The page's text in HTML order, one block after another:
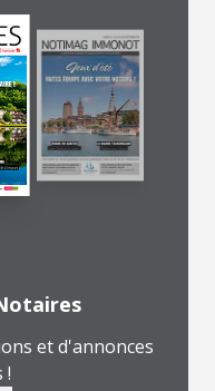
et d'annonces
!